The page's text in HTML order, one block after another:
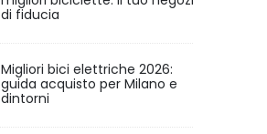
di fiducia
Migliori bici elettriche 2026:
guida acquisto per Milano e
dintorni